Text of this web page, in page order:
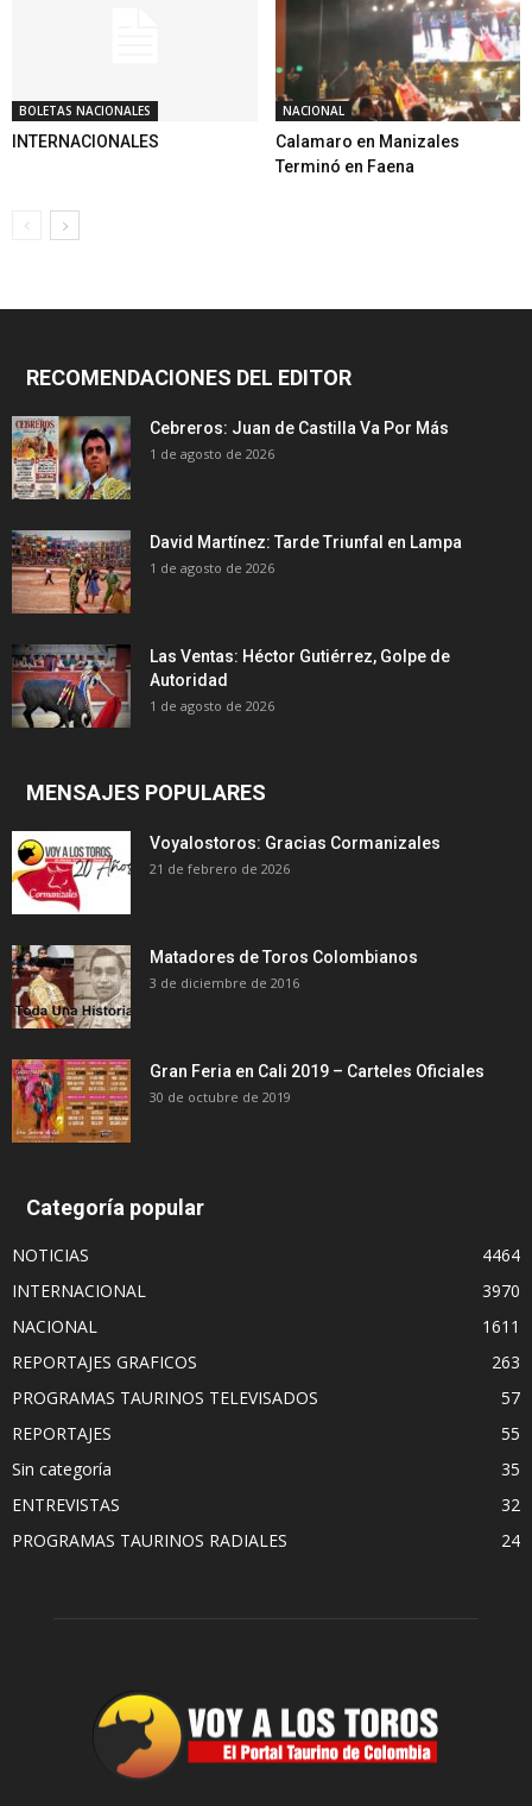
BOLETAS NACIONALES
INTERNACIONALES
NACIONAL
Calamaro en Manizales
Terminó en Faena
RECOMENDACIONES DEL EDITOR
Cebreros: Juan de Castilla Va Por Más
1 de agosto de 2026
David Martínez: Tarde Triunfal en Lampa
1 de agosto de 2026
Las Ventas: Héctor Gutiérrez, Golpe de
Autoridad
1 de agosto de 2026
MENSAJES POPULARES
Voyalostoros: Gracias Cormanizales
21 de febrero de 2026
Matadores de Toros Colombianos
3 de diciembre de 2016
Gran Feria en Cali 2019 – Carteles Oficiales
30 de octubre de 2019
Categoría popular
NOTICIAS
4464
INTERNACIONAL
3970
NACIONAL
1611
REPORTAJES GRAFICOS
263
PROGRAMAS TAURINOS TELEVISADOS
57
REPORTAJES
55
Sin categoría
35
ENTREVISTAS
32
PROGRAMAS TAURINOS RADIALES
24